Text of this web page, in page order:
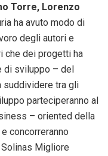
Torre, Lorenzo
ha avuto modo di
degli autori e
che dei progetti ha
di sviluppo – del
suddividere tra gli
parteciperanno al
– oriented della
concorreranno
Migliore